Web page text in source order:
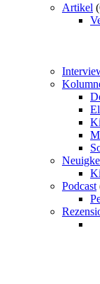
Artikel
Podcast